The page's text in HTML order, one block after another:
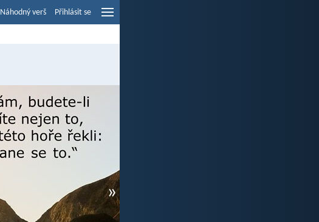
Náhodný verš Přihlásit se
»